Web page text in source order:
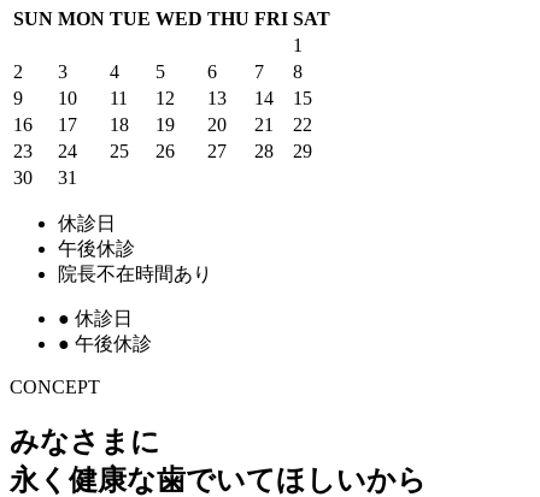
SUN MON TUE WED THU FRI SAT
1
2
3 4 5 6 7
8
9
10 11 12 13 14
15
16
17 18 19 20 21
22
23
24 25 26 27 28
29
30
31
休診日
午後休診
院長不在時間あり
● 休診日
● 午後休診
CONCEPT
みなさまに
永く健康な歯でいてほしいから